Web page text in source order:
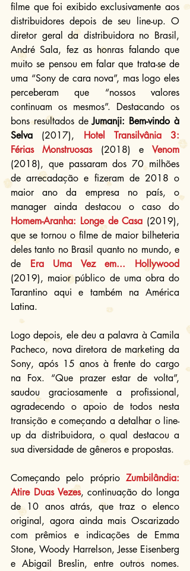
filme que foi exibido exclusivamente aos
distribuidores depois de seu line-up. O
diretor geral da distribuidora no Brasil,
André Sala, fez as honras falando que
muito se pensou em falar que trata-se de
uma “Sony de cara nova”, mas logo eles
perceberam que “nossos valores
continuam os mesmos”. Destacando os
bons resultados de Jumanji: Bem-vindo à
Selva (2017), Hotel Transilvânia 3:
Férias Monstruosas (2018) e Venom
(2018), que passaram dos 70 milhões
de arrecadação e fizeram de 2018 o
maior ano da empresa no país, o
Homem-Aranha: Longe de Casa (2019),
que se tornou o filme de maior bilheteria
deles tanto no Brasil quanto no mundo, e
de Era Uma Vez em... Hollywood
(2019), maior público de uma obra do
Tarantino aqui e também na América
Latina.
Logo depois, ele deu a palavra à Camila
Pacheco, nova diretora de marketing da
Sony, após 15 anos à frente do cargo
na Fox. “Que prazer estar de volta”,
saudou graciosamente a profissional,
agradecendo o apoio de todos nesta
transição e começando a detalhar o line-
up da distribuidora, o qual destacou a
sua diversidade de gêneros e propostas.
Começando pelo próprio Zumbilândia:
Atire Duas Vezes, continuação do longa
de 10 anos atrás, que traz o elenco
original, agora ainda mais Oscarizado
com prêmios e indicações de Emma
Stone, Woody Harrelson, Jesse Eisenberg
e Abigail Breslin, entre outros nomes.